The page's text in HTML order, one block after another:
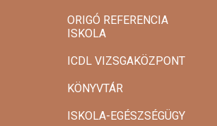
ORIGÓ REFERENCIA
ISKOLA
ICDL VIZSGAKÖZPONT
KÖNYVTÁR
ISKOLA-EGÉSZSÉGÜGY